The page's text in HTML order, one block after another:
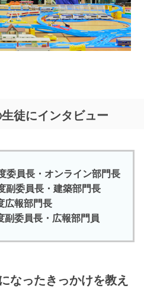
徒にインタビュー
員長・オンライン部門長
委員長・建築部門長
報部門長
委員長・広報部門員
ったきっかけを教え